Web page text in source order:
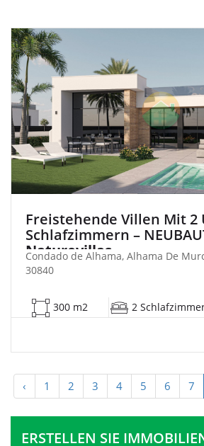
Freistehende Villen Mit 2
Schlafzimmern –
Naturevillas
Condado de Alhama, Alhama De
30840
300 m2 2
‹ 1 2 3 4 5 6 7
ERSTELLEN SIE